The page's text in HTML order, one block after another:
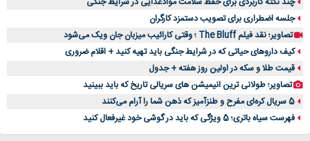
جلسه اضطراری برای تصویب دستمزد کارگران
تصاویر؛ نقد فیلم The Bluff ؛ وقتی کارائیب میزبان جان ویک می‌شود
کیف داروهای حیاتی که در شرایط جنگی باید تهیه کنید + اقلام ضروری
قیمت طلا و سکه در اولین روز هفته + جدول
تصاویر؛ طولانی ترین انیمیشن های سریالی تاریخ که باید ببینید
5 سریال کره‌ای مفرح و طنزآمیز که ذهن شما را آرام می‌کنند
فهرست سیاه باتری؛ 5 ویژگی که باید در گوشی خود غیرفعال کنید